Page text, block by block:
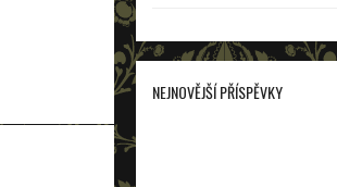
NEJNOVĚJŠÍ PŘÍSPĚVKY